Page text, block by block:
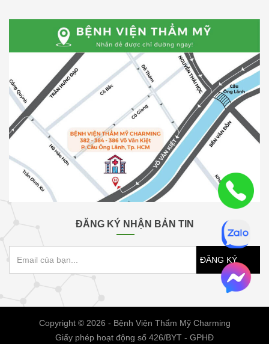
ĐĂNG KÝ NHẬN BẢN TIN
ĐĂNG KÝ
Copyright © 2026 - Bệnh Viện Thẩm Mỹ Charming
Giấy phép hoạt động số 426/BYT - GPHĐ